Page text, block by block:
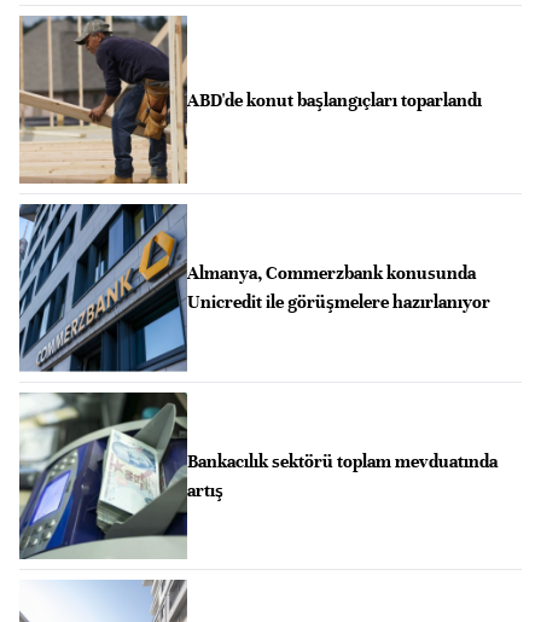
ABD'de konut başlangıçları toparlandı
Almanya, Commerzbank konusunda
Unicredit ile görüşmelere hazırlanıyor
Bankacılık sektörü toplam mevduatında
artış